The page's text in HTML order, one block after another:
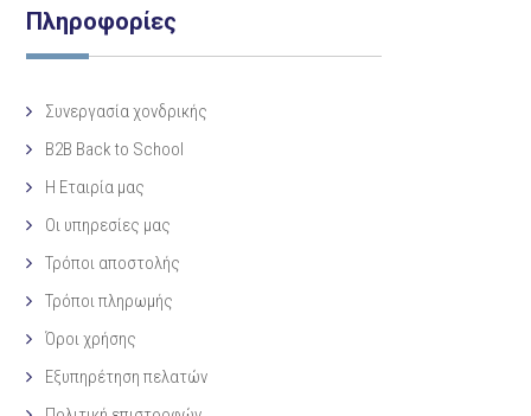
Πληροφορίες
Συνεργασία χονδρικής
B2B Back to School
Η Eταιρία μας
Οι υπηρεσίες μας
Τρόποι αποστολής
Τρόποι πληρωμής
Όροι χρήσης
Εξυπηρέτηση πελατών